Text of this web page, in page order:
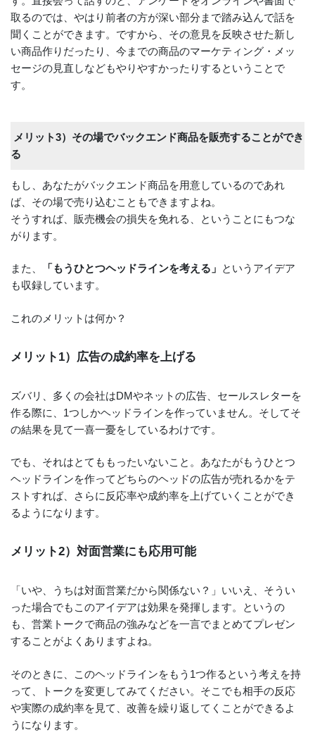
取るのでは、やはり前者の方が深い部分まで踏み込んで話を
聞くことができます。ですから、その意見を反映させた新し
い商品作りだったり、今までの商品のマーケティング・メッ
セージの見直しなどもやりやすかったりするということで
す。
メリット3）その場でバックエンド商品を販売することができ
る
もし、あなたがバックエンド商品を用意しているのであれ
ば、その場で売り込むこともできますよね。
そうすれば、販売機会の損失を免れる、ということにもつな
がります。
また、 「もうひとつヘッドラインを考える」 というアイデア
も収録しています。
これのメリットは何か？
メリット1）広告の成約率を上げる
ズバリ、多くの会社はDMやネットの広告、セールスレターを
作る際に、1つしかヘッドラインを作っていません。そしてそ
の結果を見て一喜一憂をしているわけです。
でも、それはとてももったいないこと。あなたがもうひとつ
ヘッドラインを作ってどちらのヘッドの広告が売れるかをテ
ストすれば、さらに反応率や成約率を上げていくことができ
るようになります。
メリット2）対面営業にも応用可能
「いや、うちは対面営業だから関係ない？」いいえ、そうい
った場合でもこのアイデアは効果を発揮します。というの
も、営業トークで商品の強みなどを一言でまとめてプレゼン
することがよくありますよね。
そのときに、このヘッドラインをもう1つ作るという考えを持
って、トークを変更してみてください。そこでも相手の反応
や実際の成約率を見て、改善を繰り返してくことができるよ
うになります。